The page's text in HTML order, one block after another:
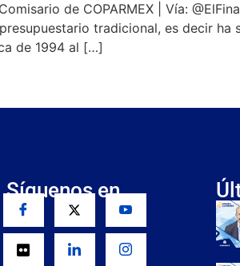
de COPARMEX | Vía:
tradicional, es decir
de 1994 al […]
Síguenos en